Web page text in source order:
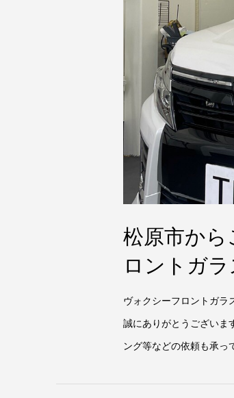
松原市か
ロントガ
ヴォクシーフロントガラ
誠にありがとうございま
ング等などの依頼も承っ